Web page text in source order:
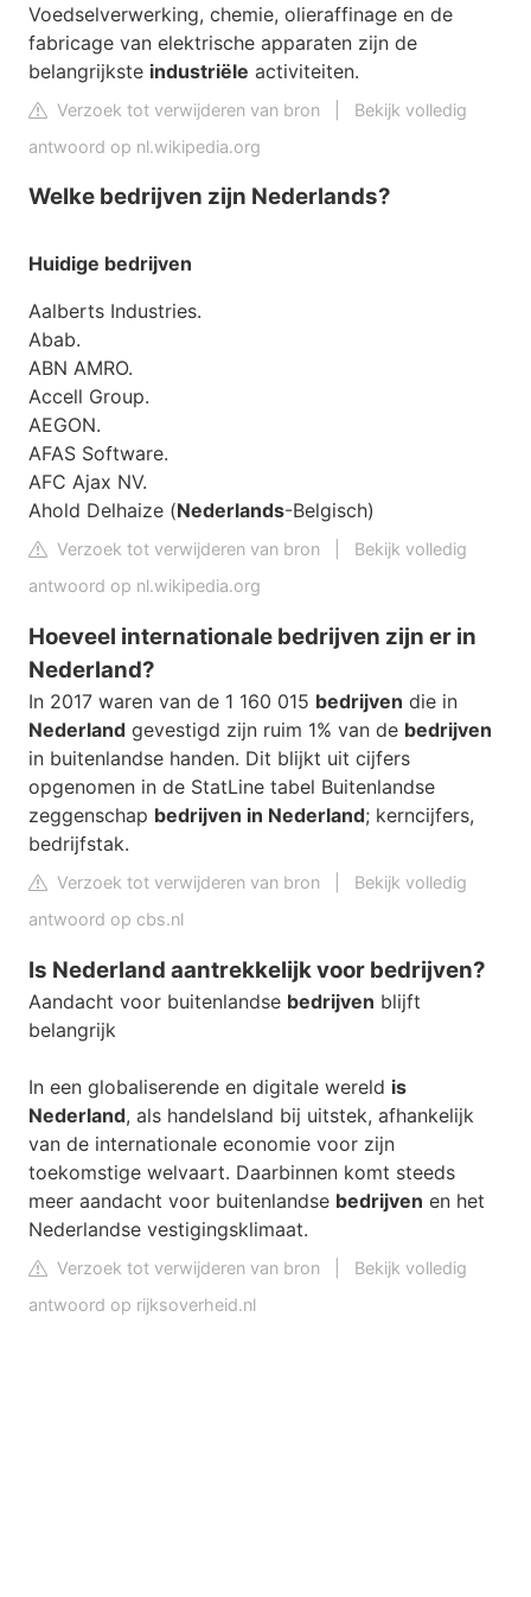
Voedselverwerking, chemie, olieraffinage en de
fabricage van elektrische apparaten zijn de
belangrijkste industriële activiteiten.
Verzoek tot verwijderen van bron
Bekijk volledig
antwoord op nl.wikipedia.org
Welke bedrijven zijn Nederlands?
Huidige bedrijven
Aalberts Industries.
Abab.
ABN AMRO.
Accell Group.
AEGON.
AFAS Software.
AFC Ajax NV.
Ahold Delhaize (Nederlands-Belgisch)
Verzoek tot verwijderen van bron
Bekijk volledig
antwoord op nl.wikipedia.org
Hoeveel internationale bedrijven zijn er in
Nederland?
In 2017 waren van de 1 160 015 bedrijven die in
Nederland gevestigd zijn ruim 1% van de bedrijven
in buitenlandse handen. Dit blijkt uit cijfers
opgenomen in de StatLine tabel Buitenlandse
zeggenschap bedrijven in Nederland; kerncijfers,
bedrijfstak.
Verzoek tot verwijderen van bron
Bekijk volledig
antwoord op cbs.nl
Is Nederland aantrekkelijk voor bedrijven?
Aandacht voor buitenlandse bedrijven blijft
belangrijk
In een globaliserende en digitale wereld is
Nederland, als handelsland bij uitstek, afhankelijk
van de internationale economie voor zijn
toekomstige welvaart. Daarbinnen komt steeds
meer aandacht voor buitenlandse bedrijven en het
Nederlandse vestigingsklimaat.
Verzoek tot verwijderen van bron
Bekijk volledig
antwoord op rijksoverheid.nl